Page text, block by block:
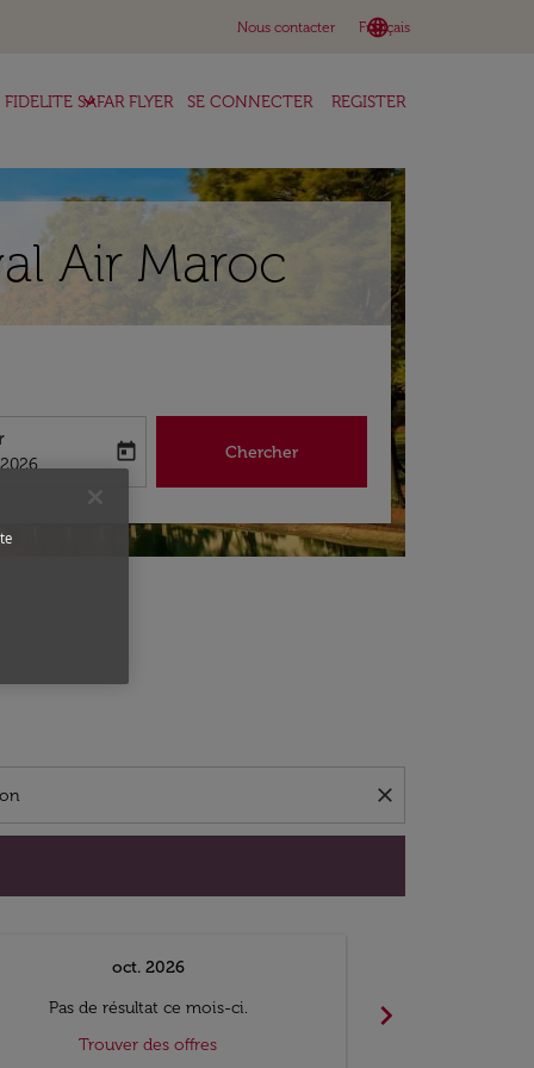
Nous contacter language
Français
keyboard_arrow_down
FIDELITE SAFAR FLYER
keyboard_arrow_down SE CONNECTER REGISTER
Air Maroc
return-date-aria-label
today Chercher
close
oct. 2026
Pas de résultat ce mois-ci.
Trouver des offres
chevron_right